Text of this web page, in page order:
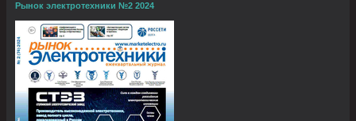
Рынок электротехники №2 2024